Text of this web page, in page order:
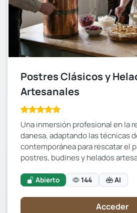
Postres Clásicos y
Artesanales
Una inmersión profesional en la
danesa, adaptando las técnicas
contemporánea para rescatar el
postres, budines y helados
Abierto 144 AI
Acceder